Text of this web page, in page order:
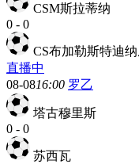
CSM斯拉蒂纳
0 - 0
CS布加勒斯特迪
直播中
08-0816:00 罗乙
塔古穆里斯
0 - 0
苏西瓦